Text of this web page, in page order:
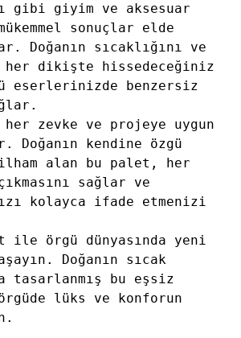
gibi giyim ve aksesuar
sonuçlar elde
Doğanın sıcaklığını ve
her dikişte hissedeceğiniz
eserlerinizde benzersiz
her zevke ve projeye uygun
kendine özgü
alan bu palet, her
sağlar ve
kolayca ifade etmenizi
örgü dünyasında yeni
Doğanın sıcak
tasarlanmış bu eşsiz
lüks ve konforun